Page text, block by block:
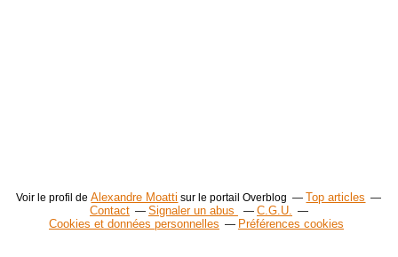
Voir le profil deAlexandre Moatti sur le portail Overblog
Top articles
Contact
Signaler un abus
C.G.U.
Cookies et données personnelles
Préférences cookies